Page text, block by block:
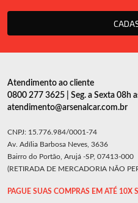
Atendimento ao cliente
0800 277 3625 | Seg. a Sexta 08h
atendimento@arsenalcar.com.br
CNPJ: 15.776.984/0001-74
Av. Adília Barbosa Neves, 3636
Bairro do Portão, Arujá -SP, 07413-000
(RETIRADA DE MERCADORIA NÃO
PAGUE SUAS COMPRAS EM ATÉ 10X